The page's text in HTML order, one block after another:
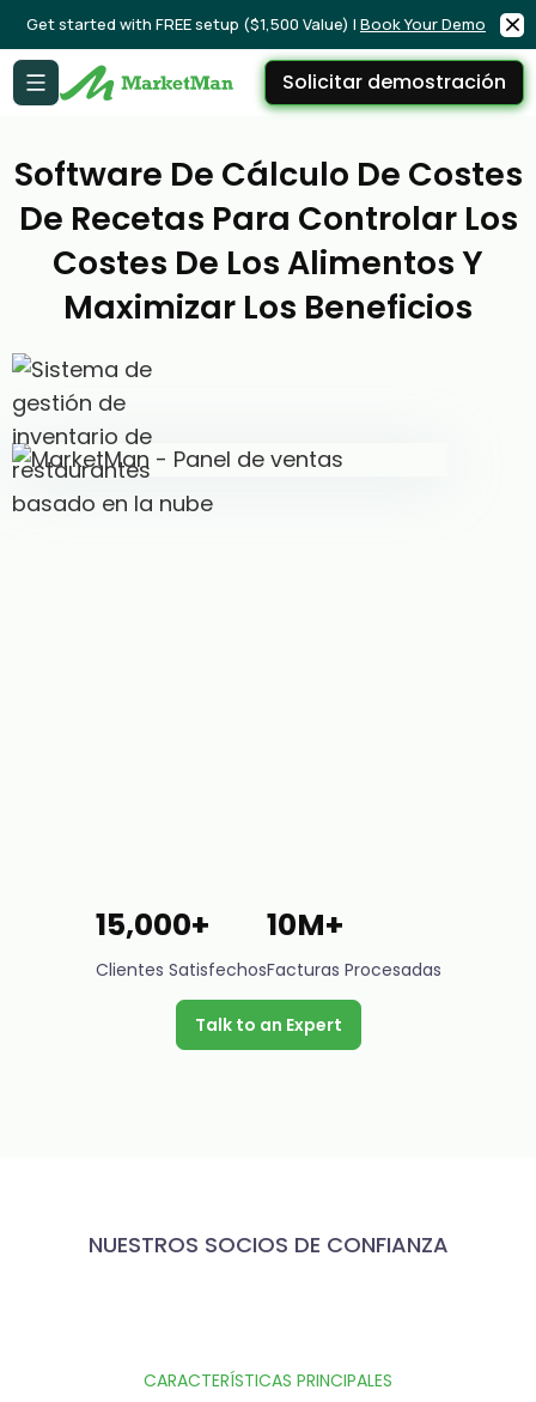
Get started with FREE setup ($1,500 Value) | Book Your Demo
Solicitar demostración
Software De Cálculo De Costes
De Recetas Para Controlar Los
Costes De Los Alimentos Y
Maximizar Los Beneficios
15,000+
Clientes Satisfechos
10M+
Facturas Procesadas
Talk to an Expert
NUESTROS SOCIOS DE CONFIANZA
CARACTERÍSTICAS PRINCIPALES